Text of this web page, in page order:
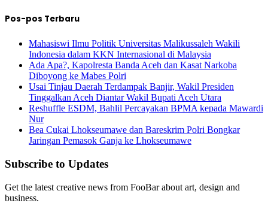
Pos-pos Terbaru
Mahasiswi Ilmu Politik Universitas Malikussaleh Wakili
Indonesia dalam KKN Internasional di Malaysia
Ada Apa?, Kapolresta Banda Aceh dan Kasat Narkoba
Diboyong ke Mabes Polri
Usai Tinjau Daerah Terdampak Banjir, Wakil Presiden
Tinggalkan Aceh Diantar Wakil Bupati Aceh Utara
Reshuffle ESDM, Bahlil Percayakan BPMA kepada Mawardi
Nur
Bea Cukai Lhokseumawe dan Bareskrim Polri Bongkar
Jaringan Pemasok Ganja ke Lhokseumawe
Subscribe to Updates
Get the latest creative news from FooBar about art, design and
business.